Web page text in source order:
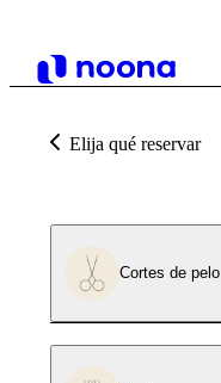
Elija qué reservar
Cortes de pelo